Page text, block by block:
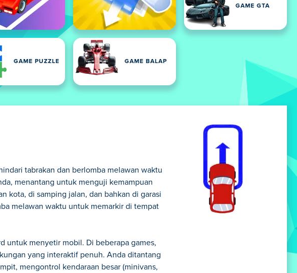
GAME GTA
GAME PUZZLE GAME BALAP
tabrakan dan berlomba melawan waktu
menantang untuk menguji kemampuan
kota, di samping jalan, dan bahkan di garasi
melawan waktu untuk memarkir di tempat
untuk menyetir mobil. Di beberapa games,
yang interaktif penuh. Anda ditantang
mengontrol kendaraan besar (minivans,